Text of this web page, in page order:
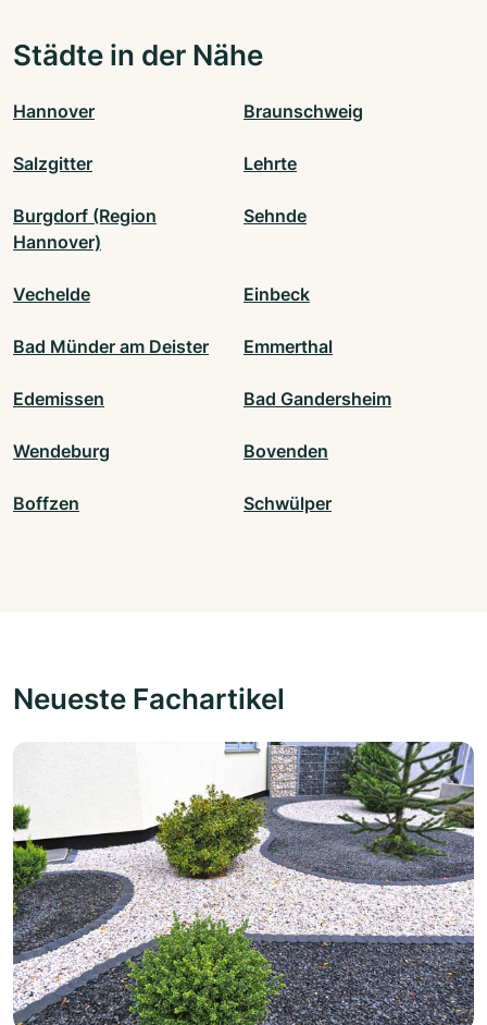
Städte in der Nähe
Hannover Braunschweig
Salzgitter Lehrte
Burgdorf (Region
Hannover)
Sehnde
Vechelde Einbeck
Bad Münder am Deister Emmerthal
Edemissen Bad Gandersheim
Wendeburg Bovenden
Boffzen Schwülper
Neueste Fachartikel